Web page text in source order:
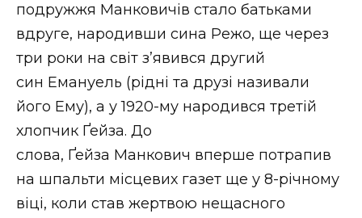
подружжя Манковичів стало батьками
вдруге, народивши сина Режо, ще через
три роки на світ з’явився другий
син Емануель (рідні та друзі називали
його Ему), а у 1920-му народився третій
хлопчик Ґейза. До
слова, Ґейза Манкович вперше потрапив
на шпальти місцевих газет ще у 8-річному
віці, коли став жертвою нещасного